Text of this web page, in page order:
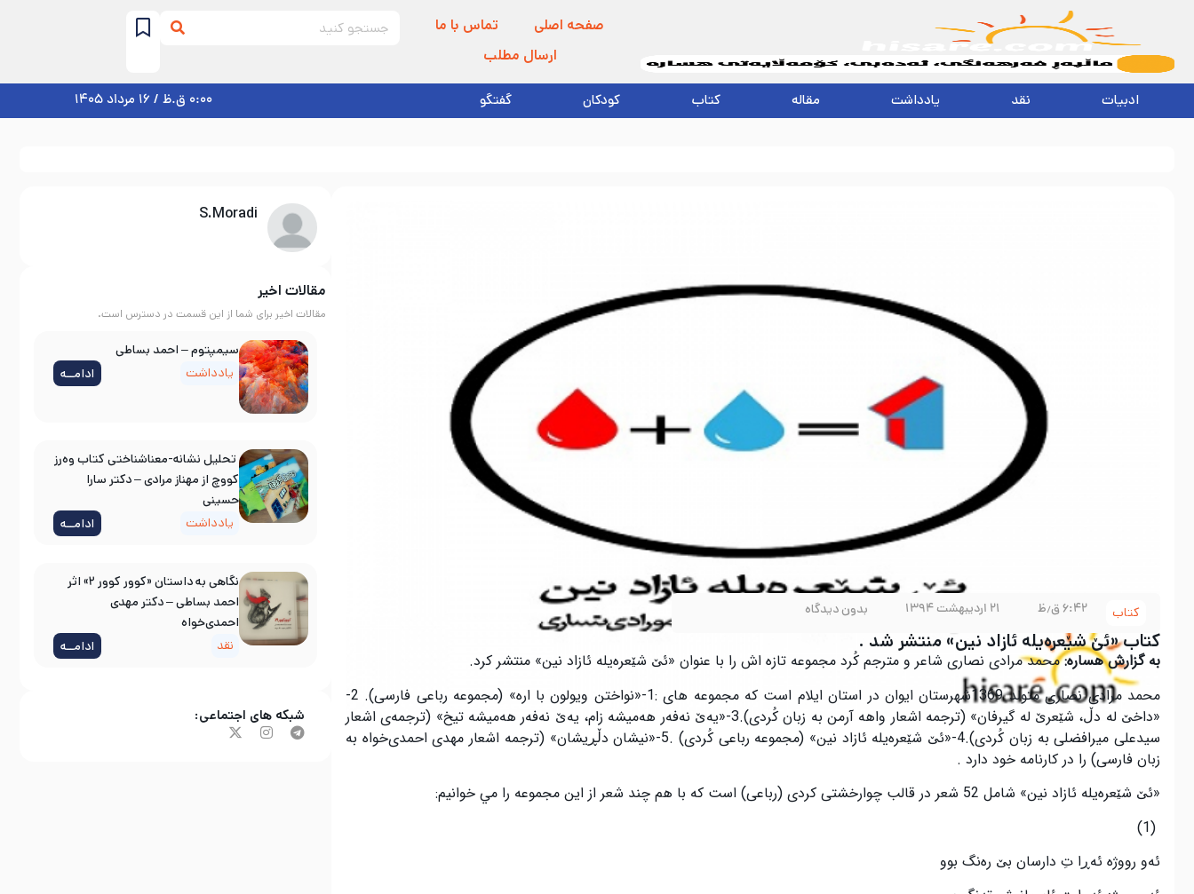
صفحه اصلی
تماس با ما
ارسال مطلب
ادبیات نقد یادداشت مقاله کتاب کودکان گفتگو 0:00 ق.ظ / 16 مرداد 1405
کتاب ۶:۴۲ ق٫ظ ۲۱ اردیبهشت ۱۳۹۴ بدون دیدگاه
کتاب «ئێ شێعره‌یله ئازاد نین» منتشر شد .
به گزارش هساره:محمد مرادی نصاری شاعر و مترجم کُرد مجموعه تازه اش را با عنوان «ئێ شێعره‌یله ئازاد نین» منتشر كرد.
محمد مرادی نصاری متولد 1369شهرستان ايوان در استان ايلام است كه مجموعه های :1-«نواختن ویولون با اره» (مجموعه رباعی فارسی). 2-
«داخێ له دڵ، شێعرێ له گیرفان» (ترجمه اشعار واهه آرمن به زبان کُردی).3-«یه‌ێ نه‌فه‌ر هه‌میشه زام، یه‌ێ نه‌فه‌ر هه‌میشه تیخ» (ترجمه‌ی اشعار
سیدعلی میرافضلی به زبان کُردی).4-«ئێ شێعره‌یله ئازاد نین» (مجموعه رباعی کُردی) .5-«نیشان دڵڕیشان» (ترجمه اشعار مهدی احمدی‌خواه به
زبان فارسی) را در كارنامه خود دارد .
«ئێ شێعره‌یله ئازاد نین» شامل 52 شعر در قالب چوارخشتی كردی (رباعی) است كه با هم چند شعر از اين مجموعه را مي خوانيم:
(1)
ئەو رووژه ئە‌ڕا تِ دارسان بێ­ ره‌نگ بوو
S.Moradi
مقالات اخیر
مقالات اخیر برای شما از این قسمت در دسترس است.
سیمپتوم – احمد بساطی
یادداشت
ادامــه
تحلیل نشانه-معناشناختی کتاب وه‌رز
کووچ از مهناز مرادی – دکتر سارا
حسینی
یادداشت
ادامــه
نگاهی به داستان «کوور کوور ۲» اثر
احمد بساطی – دکتر مهدی
احمدی‌خواه
نقد
ادامــه
شبکه های اجتماعی: